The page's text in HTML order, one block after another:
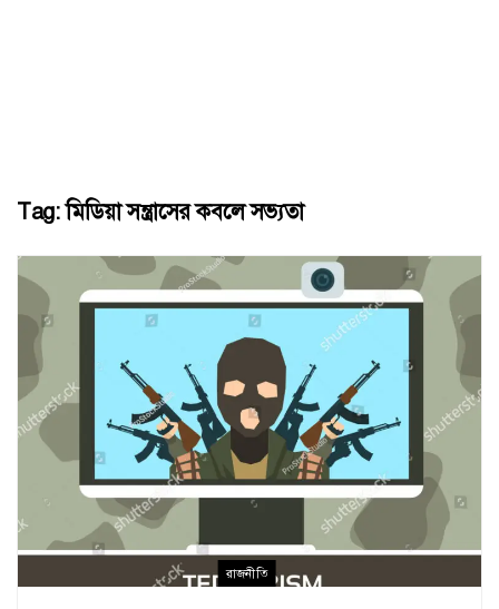
Tag:মিডিয়া সন্ত্রাসের কবলে সভ্যতা
রাজনীতি